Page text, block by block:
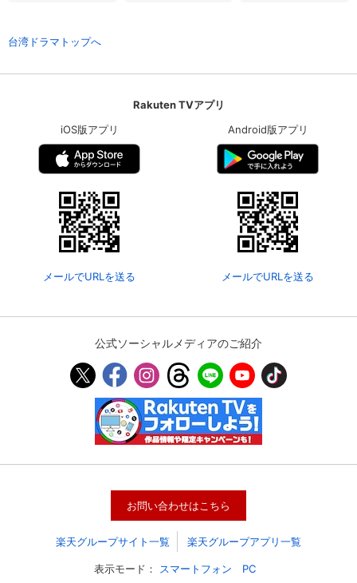
基本情報、本人連絡先、パスワード 、クレ
決済方法の変更が可能です。
台湾ドラマトップへ
Rakuten TVアプリ
iOS版アプリ
メールでURLを送る
Android版アプリ
メールでURLを送る
公式ソーシャルメディアのご紹介
お問い合わせはこちら
楽天グループサイト一覧 楽天グループアプリ一覧
表示モード： スマートフォン PC